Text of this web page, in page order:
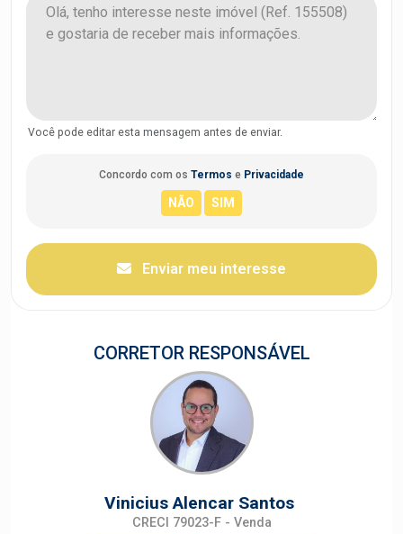
Você pode editar esta mensagem antes de enviar.
Concordo com os Termos e Privacidade
Enviar meu interesse
CORRETOR RESPONSÁVEL
Vinicius Alencar Santos
CRECI 79023-F - Venda